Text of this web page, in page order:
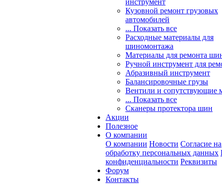
инструмент
Кузовной ремонт грузовых
автомобилей
... Показать все
Расходные материалы для
шиномонтажа
Материалы для ремонта
Ручной инструмент для
Абразивный инструмент
Балансировочные грузы
Вентили и сопутствующие
... Показать все
Сканеры протектора шин
Акции
Полезное
О компании
О компании Новости Согласие на
обработку персональных данных
конфиденциальности Реквизиты
Форум
Контакты